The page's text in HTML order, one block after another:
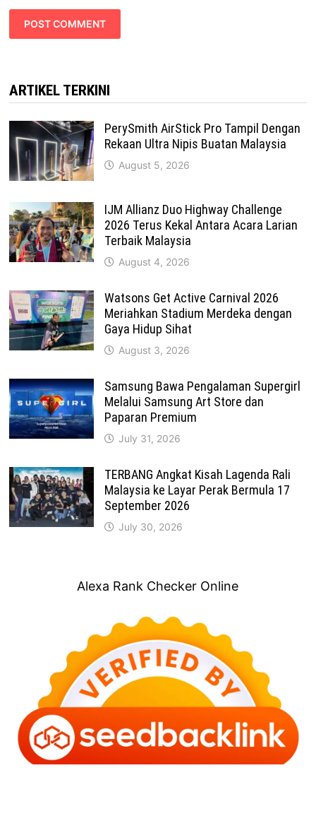
ARTIKEL TERKINI
PerySmith AirStick Pro Tampil Dengan
Rekaan Ultra Nipis Buatan Malaysia
August 5, 2026
IJM Allianz Duo Highway Challenge
2026 Terus Kekal Antara Acara Larian
Terbaik Malaysia
August 4, 2026
Watsons Get Active Carnival 2026
Meriahkan Stadium Merdeka dengan
Gaya Hidup Sihat
August 3, 2026
Samsung Bawa Pengalaman Supergirl
Melalui Samsung Art Store dan
Paparan Premium
July 31, 2026
TERBANG Angkat Kisah Lagenda Rali
Malaysia ke Layar Perak Bermula 17
September 2026
July 30, 2026
Alexa Rank Checker Online